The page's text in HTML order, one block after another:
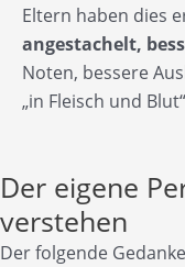
Eltern haben dies
angestachelt,
Noten, bessere
„in Fleisch und
Der eigene
verstehen
Der folgende